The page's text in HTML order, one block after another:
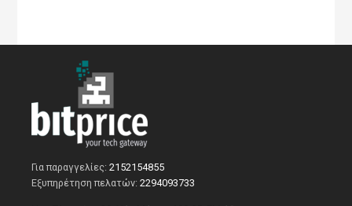
Για παραγγελίες:2152154855
Εξυπηρέτηση πελατών:2294093733